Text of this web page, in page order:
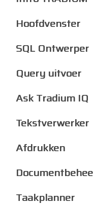
Hoofdvenster
SQL Ontwerper
Query uitvoer
Ask Tradium IQ
Tekstverwerker
Afdrukken
Taakplanner